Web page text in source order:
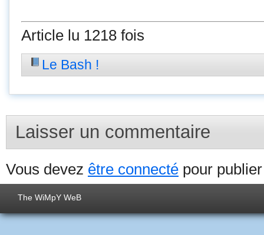
Article lu 1218 fois
Le Bash !
Laisser un commentaire
Vous devez être connecté pour
The WiMpY WeB